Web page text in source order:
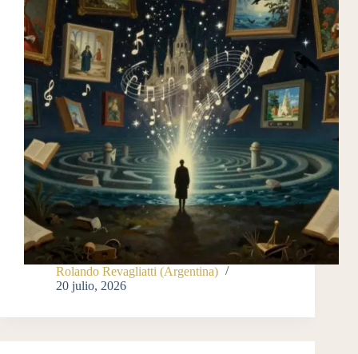
Rolando Revagliatti (Argentina)
20 julio, 2026